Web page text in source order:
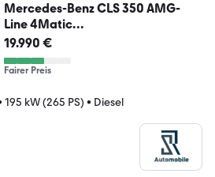
Mercedes-Benz CLS 350 AMG-
Line 4Matic
2.HAND*KLIMA*NAVI*LED*
19.990 €
Fairer Preis
195 kW (265 PS) • Diesel